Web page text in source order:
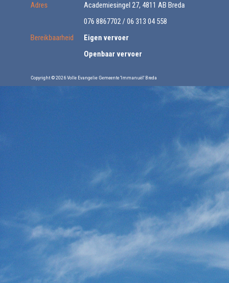
Adres
Academiesingel 27, 4811 AB Breda
076 8867702 / 06 313 04 558
Bereikbaarheid
Eigen vervoer
Openbaar vervoer
Copyright © 2026 Volle Evangelie Gemeente 'Immanuël' Breda